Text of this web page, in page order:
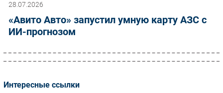
28.07.2026
«Авито Авто» запустил умную карту АЗС с
ИИ-прогнозом
Интересные ссылки